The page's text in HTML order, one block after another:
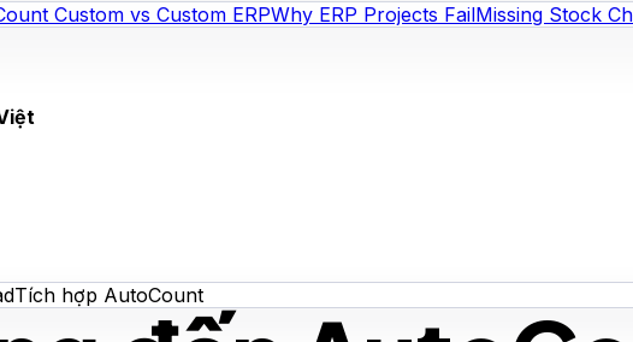
Custom vs Custom ERPWhy ERP Projects FailMissing Stock
Tích hợp AutoCount